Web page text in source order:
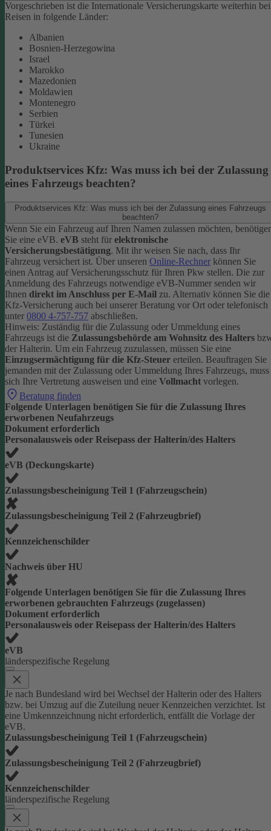
Vorgeschrieben ist die Internationale Versicherungskarte weiterhin bei
Reisen in folgende Länder:
Albanien
Bosnien-Herzegowina
Israel
Marokko
Mazedonien
Moldawien
Montenegro
Serbien
Türkei
Tunesien
Ukraine
Produktservices Kfz: Was muss ich bei der Zulassung
eines Fahrzeugs beachten?
Produktservices Kfz: Was muss ich bei der Zulassung eines Fahrzeugs
beachten?
Wenn Sie ein Fahrzeug auf Ihren Namen zulassen möchten,
Sie eine eVB. eVB steht für elektronische
Versicherungsbestätigung. Mit ihr weisen Sie nach, dass Ihr
Fahrzeug versichert ist. Über unseren Online-Rechner können Sie
einen Antrag auf Versicherungsschutz für Ihren Pkw stellen. Die zur
Anmeldung des Fahrzeugs notwendige eVB-Nummer senden wir
Ihnen direkt im Anschluss per E-Mail zu. Alternativ können Sie die
Kfz-Versicherung auch bei unserer Beratung vor Ort oder telefonisch
unter 0800 4-757-757 abschließen.
Hinweis: Zuständig für die Zulassung oder Ummeldung eines
Fahrzeugs ist die Zulassungsbehörde am Wohnsitz des Halters
der Halterin. Um ein Fahrzeug zuzulassen, müssen Sie eine
Einzugsermächtigung für die Kfz-Steuer erteilen. Beauftragen Sie
jemanden mit der Zulassung oder Ummeldung Ihres Fahrzeugs, muss
sich Ihre Vertretung ausweisen und eine Vollmacht vorlegen.
Beratung finden
Folgende Unterlagen benötigen Sie für die Zulassung Ihres
erworbenen Neufahrzeugs
Dokument erforderlich
Personalausweis oder Reisepass der Halterin/des Halters
eVB (Deckungskarte)
Zulassungsbescheinigung Teil 1 (Fahrzeugschein)
Zulassungsbescheinigung Teil 2 (Fahrzeugbrief)
Kennzeichenschilder
Nachweis über HU
Folgende Unterlagen benötigen Sie für die Zulassung Ihres
erworbenen gebrauchten Fahrzeugs (zugelassen)
Dokument erforderlich
Personalausweis oder Reisepass der Halterin/des Halters
eVB
länderspezifische Regelung
Je nach Bundesland wird bei Wechsel der Halterin oder des Halters
bzw. bei Umzug auf die Zuteilung neuer Kennzeichen verzichtet. Ist
eine Umkennzeichnung nicht erforderlich, entfällt die Vorlage der
eVB.
Zulassungsbescheinigung Teil 1 (Fahrzeugschein)
Zulassungsbescheinigung Teil 2 (Fahrzeugbrief)
Kennzeichenschilder
länderspezifische Regelung